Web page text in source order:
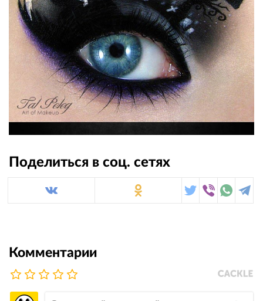
Поделиться в соц. сетях
Комментарии